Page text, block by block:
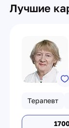
Лучшие
Терапевт